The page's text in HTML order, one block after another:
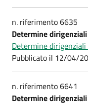
n. riferimento 6635
Determine
Determine
Pubblicato il 12/04/
n. riferimento 6641
Determine